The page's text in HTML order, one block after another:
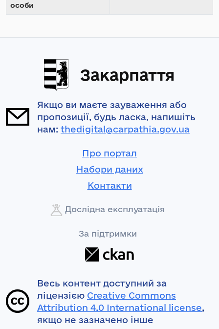
особи
Закарпаття
Якщо ви маєте зауваження або
пропозиції, будь ласка, напишіть
нам: thedigital@carpathia.gov.ua
Про портал
Набори даних
Контакти
Дослідна експлуатація
За підтримки
Весь контент доступний за
ліцензією Creative Commons
Attribution 4.0 International license,
якщо не зазначено інше